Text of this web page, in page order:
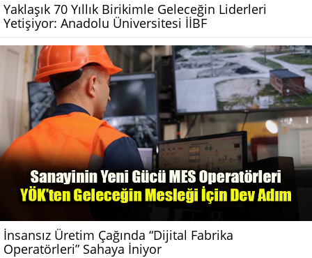
Yaklaşık 70 Yıllık Birikimle Geleceğin Liderleri
Yetişiyor: Anadolu Üniversitesi İİBF
İnsansız Üretim Çağında “Dijital Fabrika
Operatörleri” Sahaya İniyor